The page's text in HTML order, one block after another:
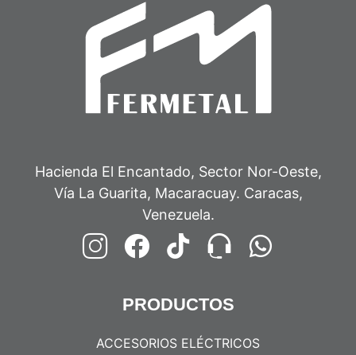
Hacienda El Encantado, Sector Nor-Oeste,
Vía La Guarita, Macaracuay. Caracas,
Venezuela.
PRODUCTOS
ACCESORIOS ELÉCTRICOS